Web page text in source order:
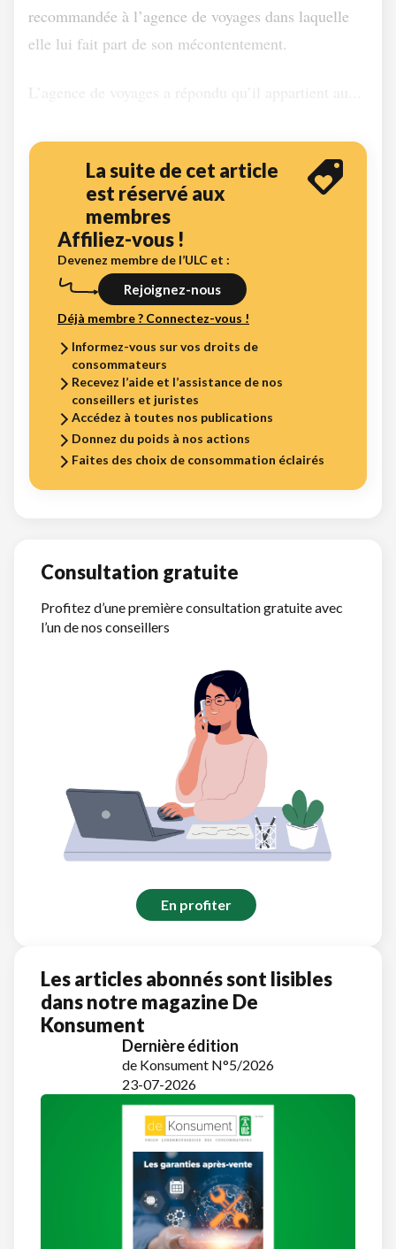
recommandée à l’agence de voyages dans laquelle
elle lui fait part de son mécontentement.
L’agence de voyages a répondu qu’il appartient au...
La suite de cet article
est réservé aux
membres
Affiliez-vous !
Devenez membre de l’ULC et :
Rejoignez-nous
Déjà membre ? Connectez-vous !
Informez-vous sur vos droits de
consommateurs
Recevez l’aide et l’assistance de nos
conseillers et juristes
Accédez à toutes nos publications
Donnez du poids à nos actions
Faites des choix de consommation éclairés
Consultation gratuite
Profitez d’une première consultation gratuite avec
l’un de nos conseillers
En profiter
Les articles abonnés sont lisibles
dans notre magazine De
Konsument
Dernière édition
de Konsument N°5/2026
23-07-2026